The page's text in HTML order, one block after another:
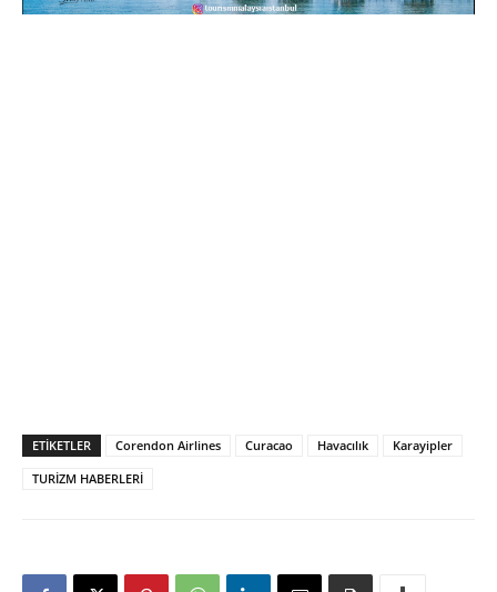
ETIKETLER Corendon Airlines Curacao Havacılık
Karayipler
TURİZM HABERLERİ